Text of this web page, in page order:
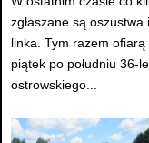
zgłaszane są
linka. Tym razem
piątek po południu 36-
ostrowskiego...